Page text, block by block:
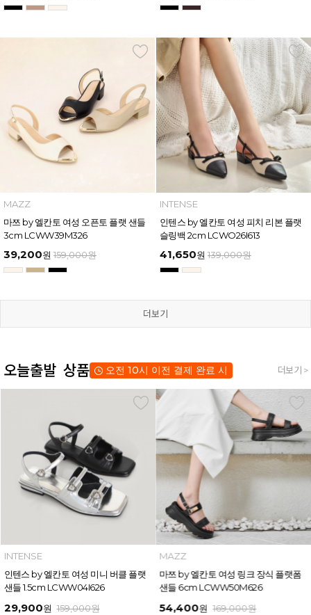
MAZZ
마쯔 by 엘칸토 여성 오픈토 플랫 샌들
3cm LCWW39M326
39,200원 159,000원
INTENSE
인텐스 by 엘칸토 여성 피치 리본 플랫
슬링백 2cm LCWO26I613
41,650원 139,000원
더보기
오늘출발 상품 오전 10시 이전 결제 완료 시 더보기 >
INTENSE
인텐스 by 엘칸토 여성 미니 버클 플랫
샌들 1.5cm LCWW04I626
29,900원 159,000원
MAZZ
마쯔 by 엘칸토 여성 링크 장식 플랫폼
샌들 6cm LCWW50M626
54,400원 169,000원